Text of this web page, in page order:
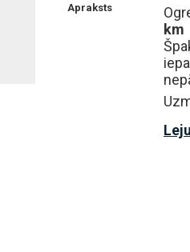
Apraksts
km